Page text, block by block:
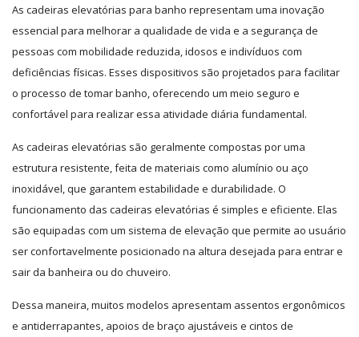
As cadeiras elevatórias para banho representam uma inovação
essencial para melhorar a qualidade de vida e a segurança de
pessoas com mobilidade reduzida, idosos e indivíduos com
deficiências físicas. Esses dispositivos são projetados para facilitar
o processo de tomar banho, oferecendo um meio seguro e
confortável para realizar essa atividade diária fundamental.
As cadeiras elevatórias são geralmente compostas por uma
estrutura resistente, feita de materiais como alumínio ou aço
inoxidável, que garantem estabilidade e durabilidade. O
funcionamento das cadeiras elevatórias é simples e eficiente. Elas
são equipadas com um sistema de elevação que permite ao usuário
ser confortavelmente posicionado na altura desejada para entrar e
sair da banheira ou do chuveiro.
Dessa maneira, muitos modelos apresentam assentos ergonômicos
e antiderrapantes, apoios de braço ajustáveis e cintos de